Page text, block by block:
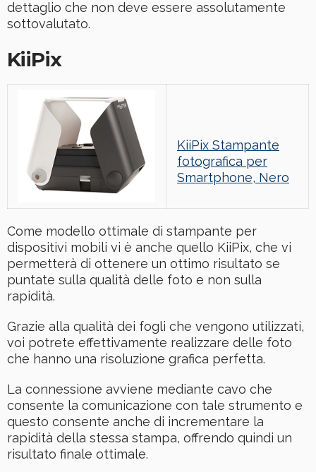
dettaglio che non deve essere assolutamente
sottovalutato.
KiiPix
KiiPix Stampante
fotografica per
Smartphone, Nero
Come modello ottimale di stampante per
dispositivi mobili vi è anche quello KiiPix, che vi
permetterà di ottenere un ottimo risultato se
puntate sulla qualità delle foto e non sulla
rapidità.
Grazie alla qualità dei fogli che vengono utilizzati,
voi potrete effettivamente realizzare delle foto
che hanno una risoluzione grafica perfetta.
La connessione avviene mediante cavo che
consente la comunicazione con tale strumento e
questo consente anche di incrementare la
rapidità della stessa stampa, offrendo quindi un
risultato finale ottimale.